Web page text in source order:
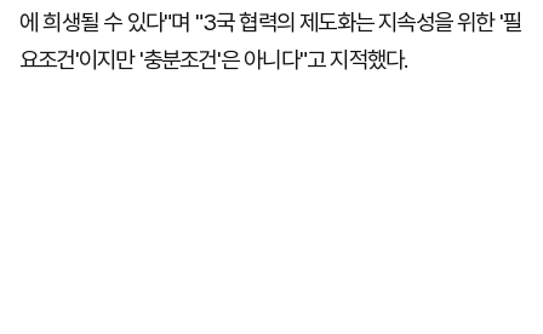
에 희생될 수 있다"며 "3국 협력의 제도화는 지속성을 위한 '필
요조건'이지만 '충분조건'은 아니다"고 지적했다.